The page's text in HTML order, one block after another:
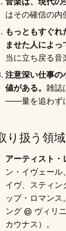
はその確信の内
もっともすぐ
ませた人によっ
当に立ち戻る音
注意深い仕事の
値がある。 雑誌
——量を追わず
り扱う領域
アーティスト・
ン・イヴェー
イヴ、スティ
ップ・ロマン
ング @ ヴィリ
カウナス）。